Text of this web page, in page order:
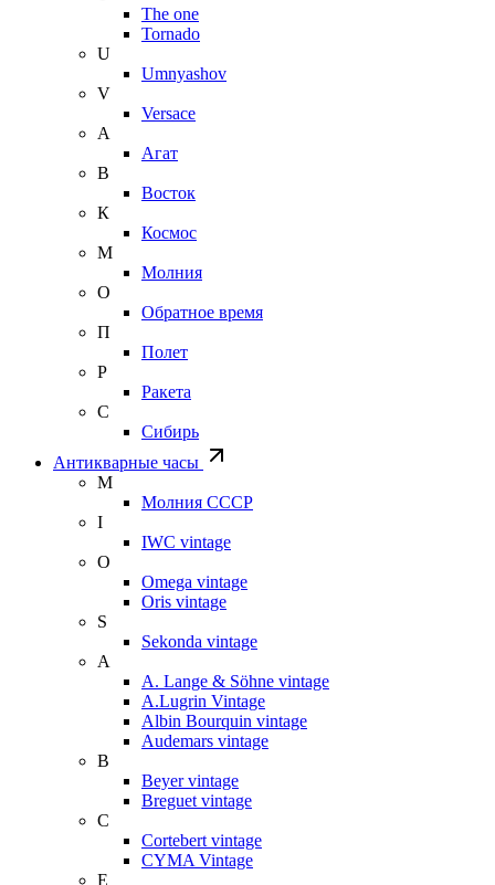
The one
Tornado
U
Umnyashov
V
Versace
А
Агат
В
Восток
К
Космос
М
Молния
О
Обратное время
П
Полет
Р
Ракета
С
Сибирь
Антикварные часы
М
Молния СССР
I
IWC vintage
O
Omega vintage
Oris vintage
S
Sekonda vintage
A
A. Lange & Söhne vintage
A.Lugrin Vintage
Albin Bourquin vintage
Audemars vintage
B
Beyer vintage
Breguet vintage
C
Cortebert vintage
CYMA Vintage
E